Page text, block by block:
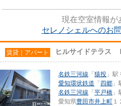
現在空室情報が
セレノシェルへのお
賃貸｜アパート ヒルサイドテラス
名鉄三河線 「 猿投 」
愛知環状鉄道 「 四郷
名鉄三河線 「 平戸橋
愛知県豊田市井上町 １